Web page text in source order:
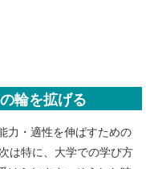
輪を拡げる
力・適性を伸ばすための
は特に、大学での学び方